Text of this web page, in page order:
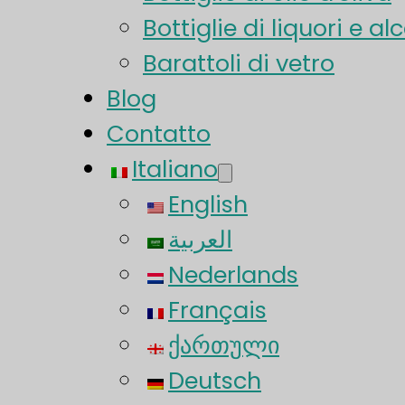
Bottiglie di liquori e
Barattoli di vetro
Blog
Contatto
Italiano
English
العربية
Nederlands
Français
ქართული
Deutsch